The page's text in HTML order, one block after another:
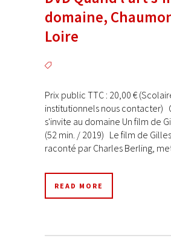
domaine,
Loire
Prix public TTC : 20,00 €
institutionnels nous contacter)
s'invite au domaine Un film de
(52 min. / 2019) Le film de
raconté par Charles Berling,
READ MORE